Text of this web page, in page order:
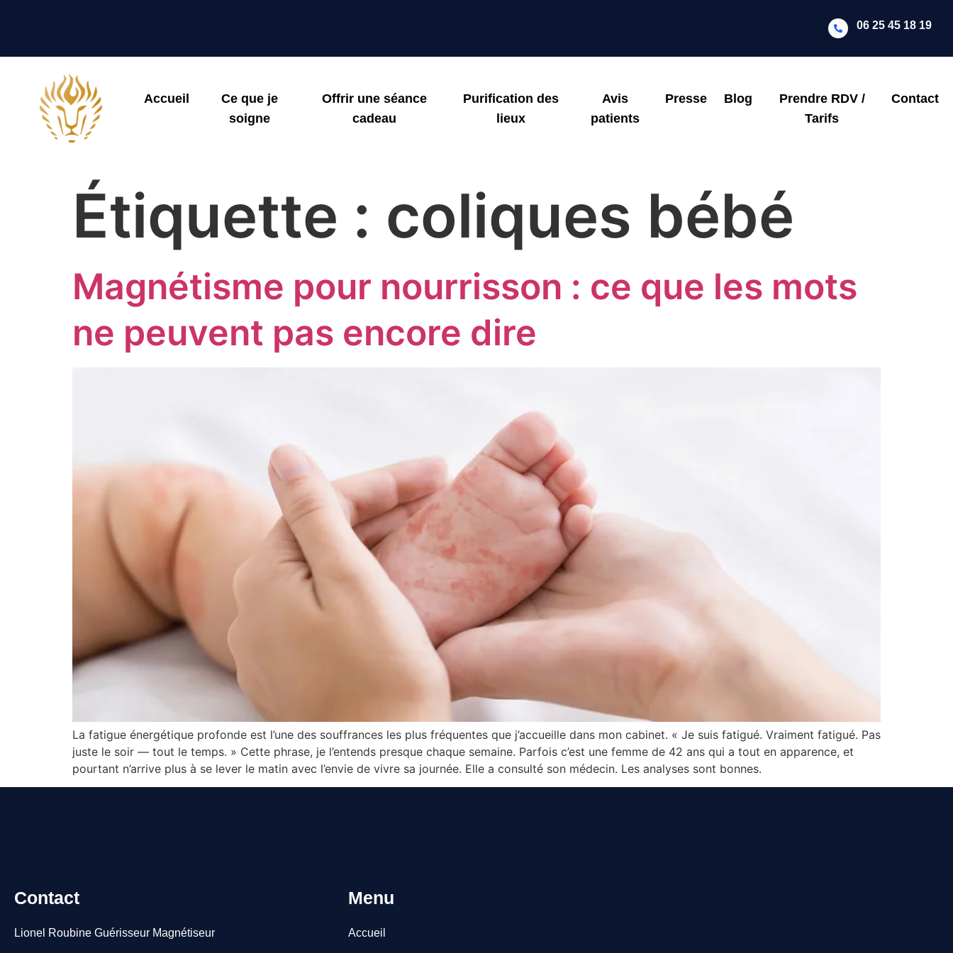
06 25 45 18 19
Accueil
Ce que je
soigne
Offrir une séance
cadeau
Purification des
lieux
Avis
patients
Presse Blog
Prendre RDV /
Tarifs
Contact
Étiquette : coliques bébé
Magnétisme pour nourrisson : ce que les mots
ne peuvent pas encore dire
La fatigue énergétique profonde est l’une des souffrances les plus fréquentes que j’accueille dans mon cabinet. « Je suis fatigué. Vraiment fatigué. Pas
juste le soir — tout le temps. » Cette phrase, je l’entends presque chaque semaine. Parfois c’est une femme de 42 ans qui a tout en apparence, et
pourtant n’arrive plus à se lever le matin avec l’envie de vivre sa journée. Elle a consulté son médecin. Les analyses sont bonnes.
Contact
Lionel Roubine Guérisseur Magnétiseur
Menu
Accueil